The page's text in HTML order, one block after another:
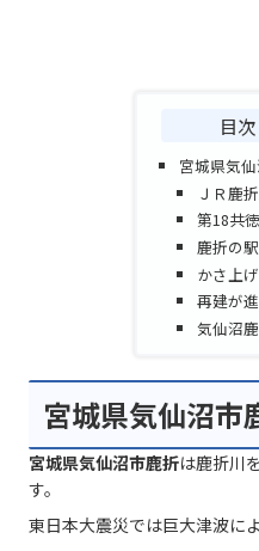
目次
宮城県気
ＪＲ鹿
第18共
鹿折の
かさ上
再建が
気仙沼
宮城県気仙沼市
宮城県気仙沼市鹿折は鹿折川
す。
東日本大震災では巨大津波に